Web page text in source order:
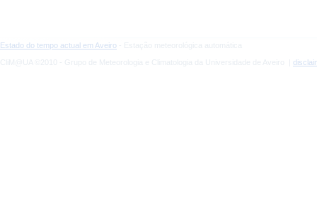
Estado do tempo actual em Aveiro
CliM@UA ©2010 - Grupo de Meteorologia e Climatologia da Universidade de Aveiro |